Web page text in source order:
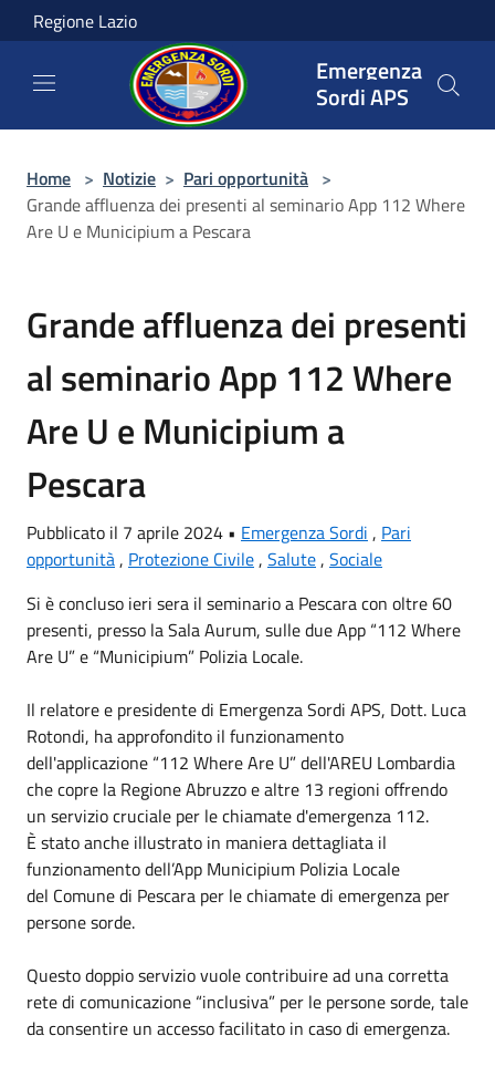
Salta al contenuto principale
Regione Lazio
Emergenza
Sordi APS
Home > Notizie > Pari opportunità >
Grande affluenza dei presenti al seminario App 112 Where
Are U e Municipium a Pescara
Grande affluenza dei presenti
al seminario App 112 Where
Are U e Municipium a
Pescara
Pubblicato il 7 aprile 2024 • Emergenza Sordi , Pari
opportunità, Protezione Civile, Salute, Sociale
Si è concluso ieri sera il seminario a Pescara con oltre 60
presenti, presso la SalaAurum, sulle due App “112 Where
Are U” e “Municipium” Polizia Locale.
Il relatore e presidente di Emergenza Sordi APS, Dott. Luca
Rotondi, ha approfondito il funzionamento
dell'applicazione “112 Where Are U” dell'AREU Lombardia
che copre la Regione Abruzzoe altre 13 regioni offrendo
un servizio cruciale per le chiamate d'emergenza 112.
È stato anche illustrato in maniera dettagliata il
funzionamento dell’App Municipium Polizia Locale
del Comune di Pescara per le chiamate di emergenza per
persone sorde.
Questo doppio servizio vuole contribuire ad una corretta
rete di comunicazione “inclusiva” per le persone sorde, tale
da consentire un accesso facilitato in caso di emergenza.